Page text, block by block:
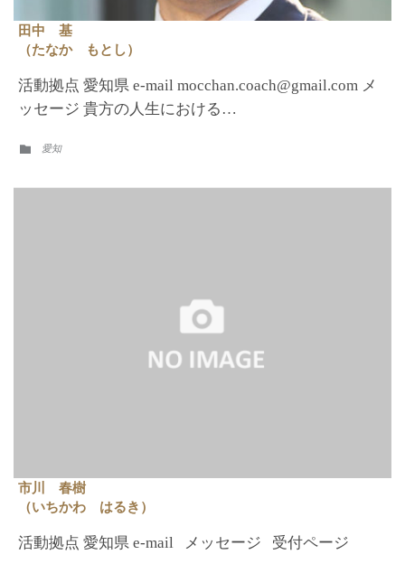
田中 基
（たなか もとし）
活動拠点 愛知県 e-mail mocchan.coach@gmail.com メ
ッセージ 貴方の人生における…
 CATEGORY
愛知
市川 春樹
（いちかわ はるき）
活動拠点 愛知県 e-mail メッセージ 受付ページ